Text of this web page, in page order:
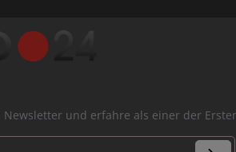
und erfahre als einer der